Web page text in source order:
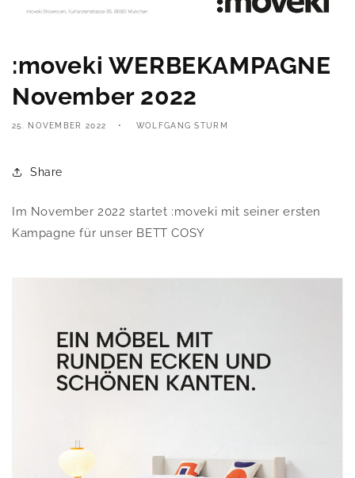
:moveki WERBEKAMPAGNE
November 2022
25. NOVEMBER 2022 WOLFGANG STURM
Share
Im November 2022 startet :moveki mit seiner ersten
Kampagne für unser BETT COSY